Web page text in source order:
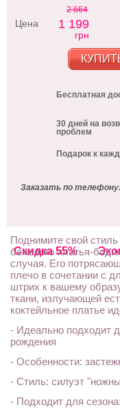
Скидка 55%
Цена
2 664
1 199
грн
Бесплатная
30 дней на
проблем
Подарок к
Заказать по
Поднимите свой
бежевого платья-
случая. Его
плечо в сочетании с
штрих к вашему
ткани, излучающей
коктейльное платье
- Идеально подходит
рождения
- Особенности:
- Стиль: силуэт "ножны
- Подходит для